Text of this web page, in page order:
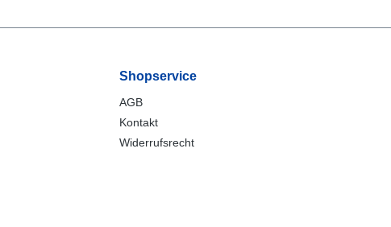
Shopservice
AGB
Kontakt
Widerrufsrecht